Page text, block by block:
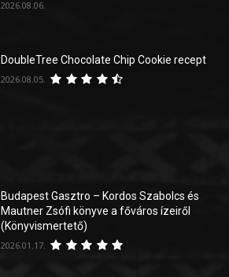
2026.08.06.
DoubleTree Chocolate Chip Cookie recept
2026.08.05.
Budapest Gasztro – Kordos Szabolcs és
Mautner Zsófi könyve a főváros ízeiről
(Könyvismertető)
2026.01.17.